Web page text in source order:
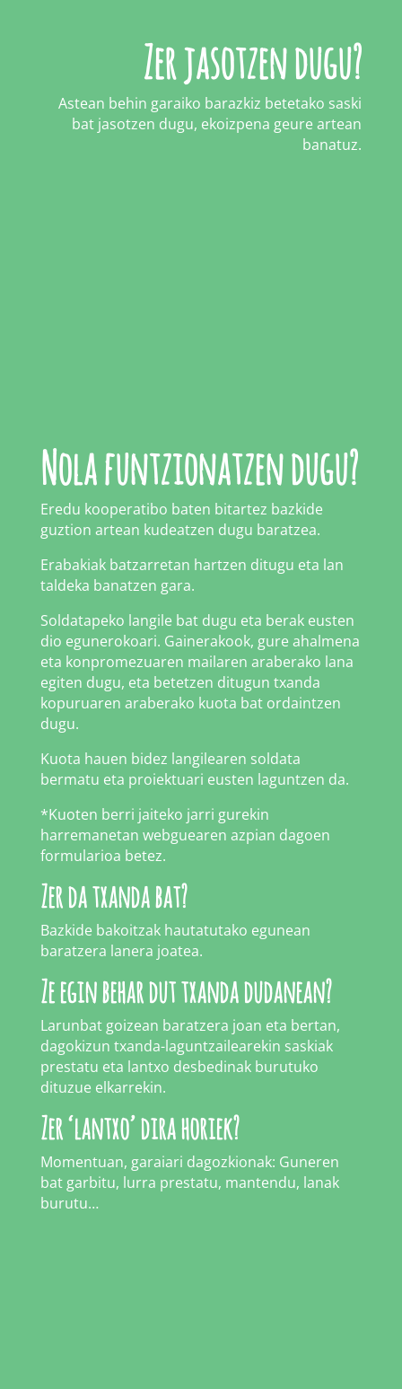
Zer jasotzen dugu?
Astean behin garaiko barazkiz betetako saski
bat jasotzen dugu, ekoizpena geure artean
banatuz.
Nola funtzionatzen dugu?
Eredu kooperatibo baten bitartez bazkide
guztion artean kudeatzen dugu baratzea.
Erabakiak batzarretan hartzen ditugu eta lan
taldeka banatzen gara.
Soldatapeko langile bat dugu eta berak eusten
dio egunerokoari. Gainerakook, gure ahalmena
eta konpromezuaren mailaren araberako lana
egiten dugu, eta betetzen ditugun txanda
kopuruaren araberako kuota bat ordaintzen
dugu.
Kuota hauen bidez langilearen soldata
bermatu eta proiektuari eusten laguntzen da.
*Kuoten berri jaiteko jarri gurekin
harremanetan webguearen azpian dagoen
formularioa betez.
Zer da txanda bat?
Bazkide bakoitzak hautatutako egunean
baratzera lanera joatea.
Ze egin behar dut txanda dudanean?
Larunbat goizean baratzera joan eta bertan,
dagokizun txanda-laguntzailearekin saskiak
prestatu eta lantxo desbedinak burutuko
dituzue elkarrekin.
Zer ‘lantxo’ dira horiek?
Momentuan, garaiari dagozkionak: Guneren
bat garbitu, lurra prestatu, mantendu, lanak
burutu…